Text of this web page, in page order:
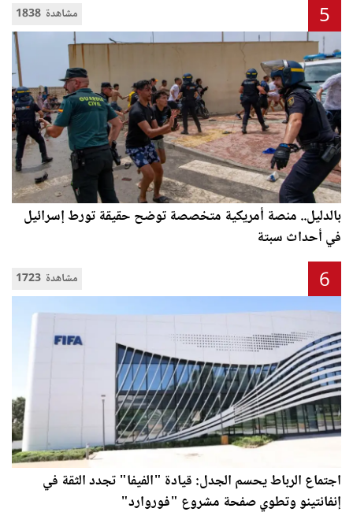
1838 مشاهدة 5
بالدليل.. منصة أمريكية متخصصة توضح حقيقة تورط إسرائيل
في أحداث سبتة
1723 مشاهدة 6
اجتماع الرباط يحسم الجدل: قيادة "الفيفا" تجدد الثقة في
إنفانتينو وتطوي صفحة مشروع "فوروارد"